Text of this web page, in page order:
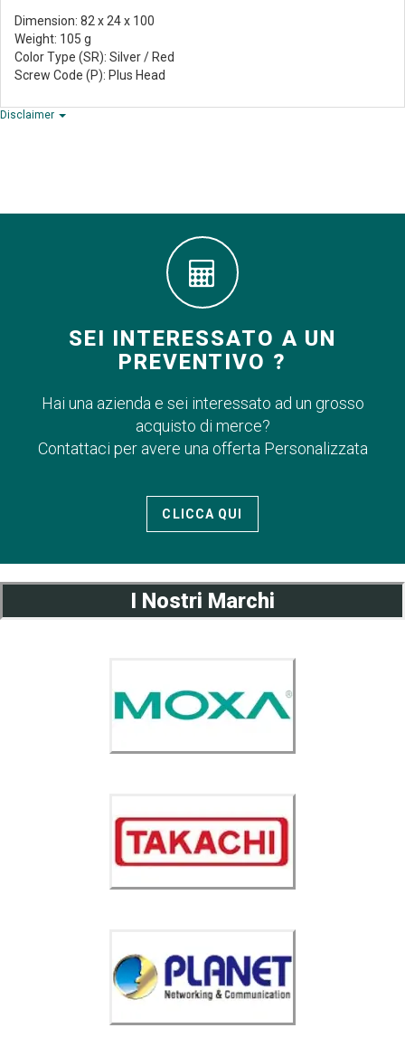
Dimension: 82 x 24 x 100
Weight: 105 g
Color Type (SR): Silver / Red
Screw Code (P): Plus Head
Disclaimer
SEI INTERESSATO A UN
PREVENTIVO ?
Hai una azienda e sei interessato ad un grosso
acquisto di merce?
Contattaci per avere una offerta Personalizzata
CLICCA QUI
I Nostri Marchi